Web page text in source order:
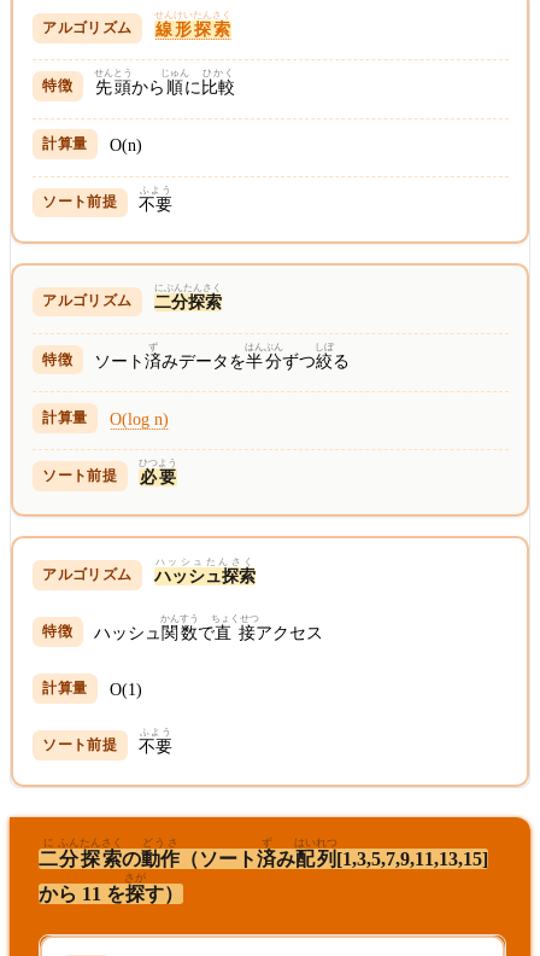
線形探索
せんけいたんさく
先頭
せんとう
から 順
じゅん
に 比較
ひかく
O(n)
不要
ふよう
二分探索
にぶんたんさく
ソート済
ず
みデータを半分
はんぶん
ずつ絞
しぼ
る
O(log n)
必要
ひつよう
ハッシュ探索
ハッシュたんさく
ハッシュ 関数
かんすう
で直接
ちょくせつ
アクセス
O(1)
不要
ふよう
二
に
分
ふん
探索
たんさく
の動作
どうさ
（ソート済
ず
み配列
はいれつ
[1,3,5,7,9,11,13,15]
から 11 を探
さが
す）